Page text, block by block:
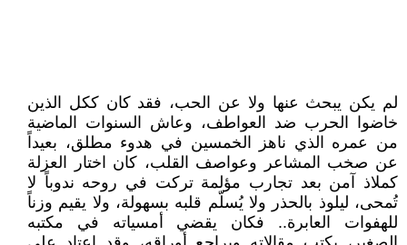
لم يكن يبحث عنها ولا عن الحب، فقد كان ككل الذين
خاضوا الحرب ضد العواطف، وعاش السنوات الماضية
من عمره الذي ناهز الخمسين في هدوء مطلق، بعيداً
عن صخب المشاعر وعواصف القلب، كان اختار العزلة
كملاذ آمن بعد تجارب مؤلمة تركت في روحه ندوباً لا
تُمحى، ليلوذ بالحذر ولا يُسلّم قلبه بسهولة، ولا يقيم وزناً
للهفوات العابرة.. فكان يقضي أمسياته في مكتبه